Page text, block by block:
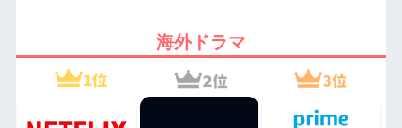
海外ドラマ